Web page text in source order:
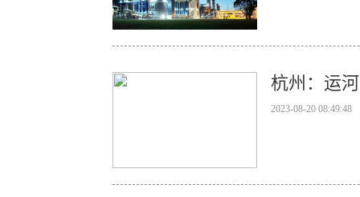
杭州：运
2023-08-20 08:49:48